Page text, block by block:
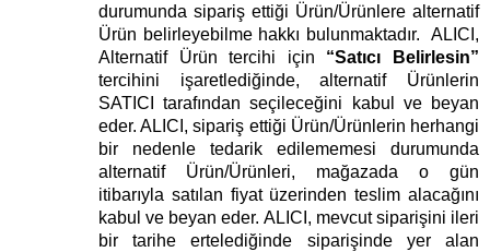
durumunda sipariş ettiği Ürün/Ürünlere alternatif
Ürün belirleyebilme hakkı bulunmaktadır. ALICI,
Alternatif Ürün tercihi için “Satıcı Belirlesin”
tercihini işaretlediğinde, alternatif Ürünlerin
SATICI tarafından seçileceğini kabul ve beyan
eder. ALICI, sipariş ettiği Ürün/Ürünlerin herhangi
bir nedenle tedarik edilememesi durumunda
alternatif Ürün/Ürünleri, mağazada o gün
itibarıyla satılan fiyat üzerinden teslim alacağını
kabul ve beyan eder. ALICI, mevcut siparişini ileri
bir tarihe ertelediğinde siparişinde yer alan